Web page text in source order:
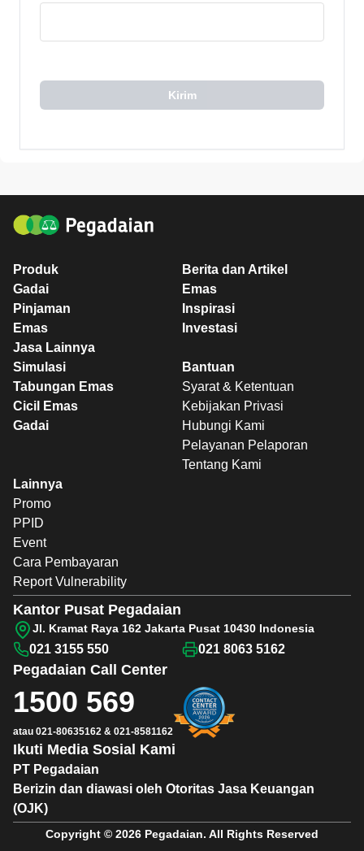
Kirim
Produk
Gadai
Pinjaman
Emas
Jasa Lainnya
Berita dan Artikel
Emas
Inspirasi
Investasi
Simulasi
Tabungan Emas
Cicil Emas
Gadai
Bantuan
Syarat & Ketentuan
Kebijakan Privasi
Hubungi Kami
Pelayanan Pelaporan
Tentang Kami
Lainnya
Promo
PPID
Event
Cara Pembayaran
Report Vulnerability
PT Pegadaian
Berizin dan diawasi oleh Otoritas Jasa Keuangan
(OJK)
Ikuti Media Sosial Kami
Pegadaian Call Center
1500 569
atau 021-80635162 & 021-8581162
Kantor Pusat Pegadaian
Jl. Kramat Raya 162 Jakarta Pusat 10430 Indonesia
021 3155 550 021 8063 5162
Copyright © 2026 Pegadaian. All Rights Reserved